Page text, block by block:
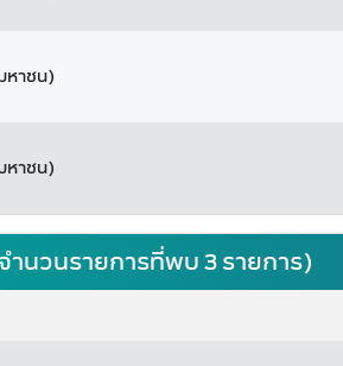
หาชน)
หาชน)
ำนวนรายการที่พบ 3 รายการ)